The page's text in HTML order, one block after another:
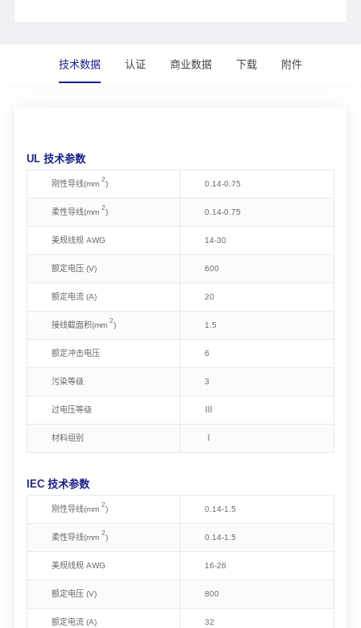
技术数据 认证 商业数据 下载 附件
UL 技术参数
刚性导线(mm 2) 0.14-0.75
柔性导线(mm 2) 0.14-0.75
美规线规 AWG 14-30
额定电压 (V) 600
额定电流 (A) 20
接线截面积(mm 2) 1.5
额定冲击电压 6
污染等级 3
过电压等级
材料组别
IEC 技术参数
刚性导线(mm 2) 0.14-1.5
柔性导线(mm 2) 0.14-1.5
美规线规 AWG 16-26
额定电压 (V) 800
额定电流 (A) 32